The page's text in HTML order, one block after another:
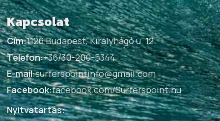
Kapcsolat
Cím:1126 Budapest, Királyhágó u. 12.
Telefon:+36/30-200-5344
E-mail:surferspointinfo@gmail.com
Facebook:facebook.com/Surferspoint.hu
Nyitvatartás: